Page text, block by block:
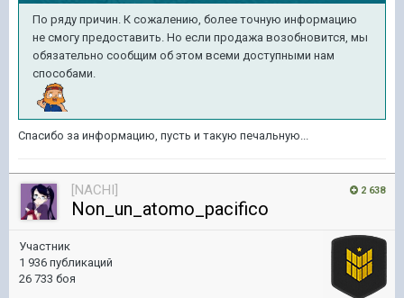
По ряду причин. К сожалению, более точную информацию
не смогу предоставить. Но если продажа возобновится, мы
обязательно сообщим об этом всеми доступными нам
способами.
Спасибо за информацию, пусть и такую печальную...
2 638
[NACHI]
Non_un_atomo_pacifico
Участник
1 936 публикаций
26 733 боя